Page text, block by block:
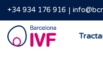
+34 934 176 916
Barcelona
IVF